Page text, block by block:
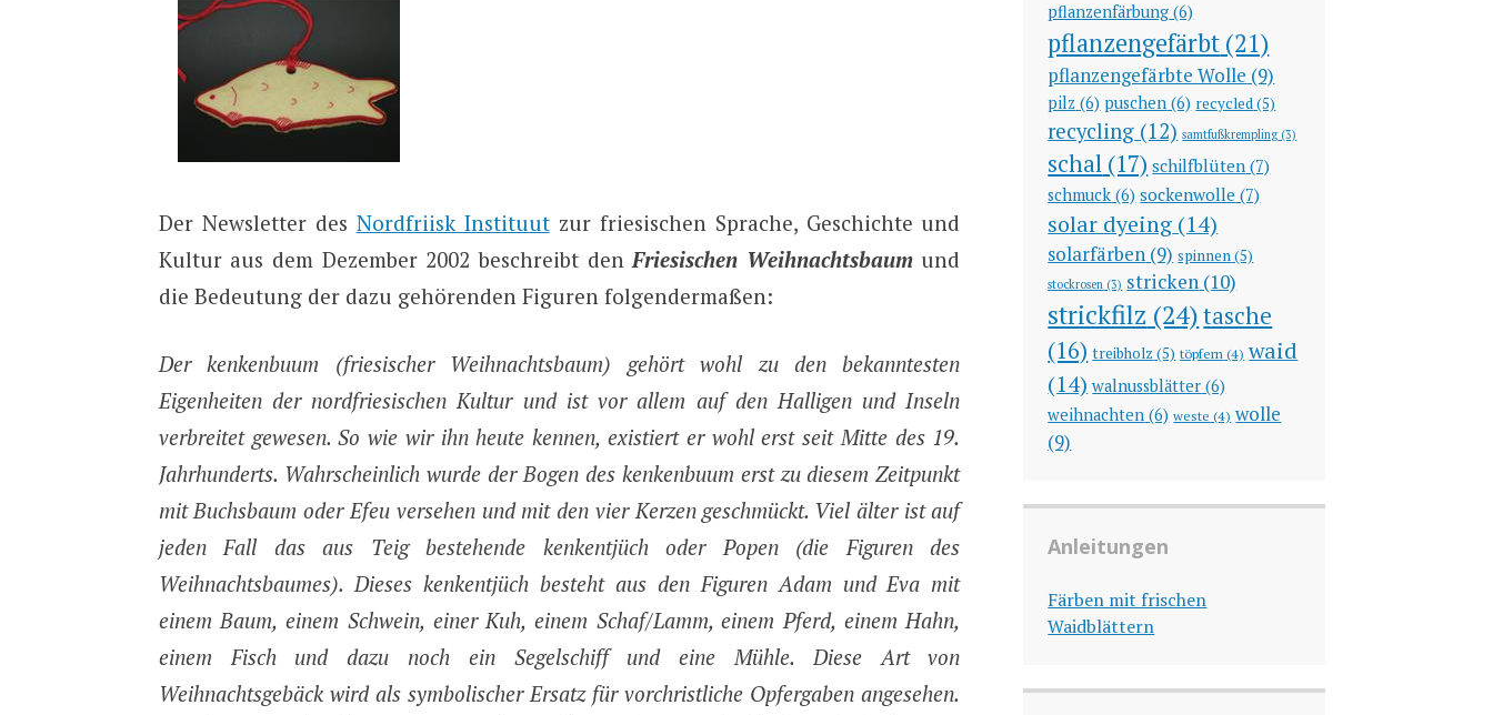
Der Newsletter des Nordfriisk Instituutzur friesischen Sprache, Geschichte und
Kultur aus dem Dezember 2002 beschreibt denFriesischen Weihnachtsbaum und
die Bedeutung der dazu gehörenden Figuren folgendermaßen:
Der kenkenbuum (friesischer Weihnachtsbaum) gehört wohl zu den bekanntesten
Eigenheiten der nordfriesischen Kultur und ist vor allem auf den Halligen und Inseln
verbreitet gewesen. So wie wir ihn heute kennen, existiert er wohl erst seit Mitte des 19.
Jahrhunderts. Wahrscheinlich wurde der Bogen des kenkenbuum erst zu diesem Zeitpunkt
mit Buchsbaum oder Efeu versehen und mit den vier Kerzen geschmückt. Viel älter ist auf
jeden Fall das aus Teig bestehende kenkentjüch oder Popen (die Figuren des
Weihnachtsbaumes). Dieses kenkentjüch besteht aus den Figuren Adam und Eva mit
einem Baum, einem Schwein, einer Kuh, einem Schaf/Lamm, einem Pferd, einem Hahn,
einem Fisch und dazu noch ein Segelschiff und eine Mühle. Diese Art von
Weihnachtsgebäck wird als symbolischer Ersatz für vorchristliche Opfergaben angesehen.
pflanzenfärbung (6)
pflanzengefärbt (21)
pflanzengefärbte Wolle (9)
pilz (6) puschen (6) recycled(5)
recycling (12) samtfußkrempling(3)
schal (17) schilfblüten (7)
schmuck (6) sockenwolle (7)
solar dyeing (14)
solarfärben (9) spinnen(5)
stockrosen (3) stricken (10)
strickfilz (24)tasche
(16) treibholz (5) töpfern(4) waid
(14) walnussblätter (6)
weihnachten (6) weste (4) wolle
(9)
Anleitungen
Färben mit frischen
Waidblättern